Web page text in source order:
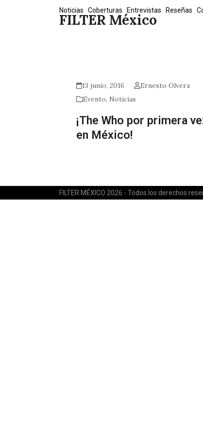
FILTER México
Noticias Coberturas Entrevistas Reseñas
13 junio, 2016
Ernesto Olvera
Evento, Noticias
¡The Who por primera
en México!
FILTER MÉXICO 2026 - Todos los derechos